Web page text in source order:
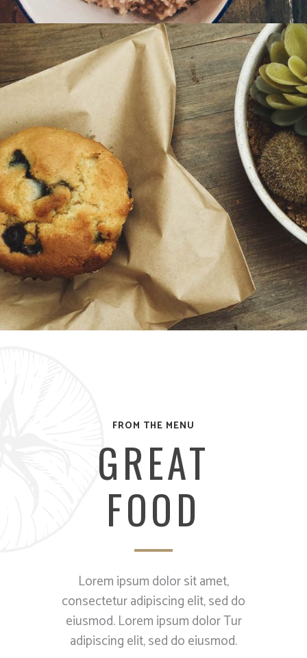
FROM THE MENU
GREAT
FOOD
Lorem ipsum dolor sit amet,
consectetur adipiscing elit, sed do
eiusmod. Lorem ipsum dolor Tur
adipiscing elit, sed do eiusmod.